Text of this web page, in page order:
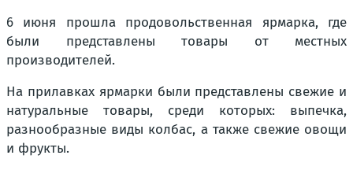
6 июня прошла продовольственная ярмарка, где
были представлены товары от местных
производителей.
На прилавках ярмарки были представлены свежие и
натуральные товары, среди которых: выпечка,
разнообразные виды колбас, а также свежие овощи
и фрукты.